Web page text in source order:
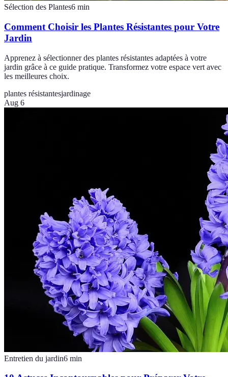
Sélection des Plantes6 min
Comment Choisir les Plantes Résistantes pour Votre
Jardin
Apprenez à sélectionner des plantes résistantes adaptées à votre
jardin grâce à ce guide pratique. Transformez votre espace vert avec
les meilleures choix.
plantes résistantesjardinage
Aug 6
Entretien du jardin6 min